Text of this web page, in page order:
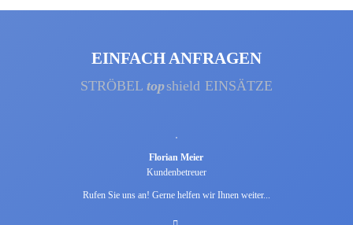
EINFACH ANFRAGEN
STRÖBELtopshield EINSÄTZE
Florian Meier
Kundenbetreuer
Rufen Sie uns an! Gerne helfen wir Ihnen weiter...